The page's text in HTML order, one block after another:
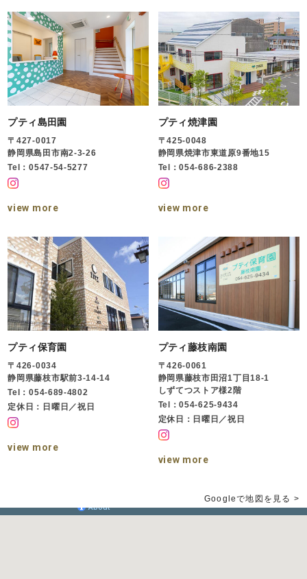
プティ島田園
〒427-0017
静岡県島田市南2-3-26
Tel：0547-54-5277
view more
プティ焼津園
〒425-0048
静岡県焼津市東道原9番地15
Tel：054-686-2388
view more
プティ保育園
〒426-0034
静岡県藤枝市駅前3-14-14
Tel：054-689-4802
定休日：日曜日／祝日
view more
プティ藤枝南園
〒426-0061
静岡県藤枝市田沼1丁目18-1
しずてつストア様2階
Tel：054-625-9434
定休日：日曜日／祝日
view more
Googleで地図を見る >